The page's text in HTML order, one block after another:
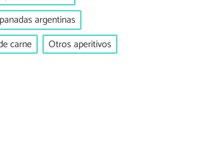
argentinas
carne
Otros aperitivos